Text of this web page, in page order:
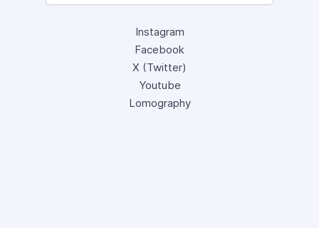
Instagram
Facebook
X (Twitter)
Youtube
Lomography